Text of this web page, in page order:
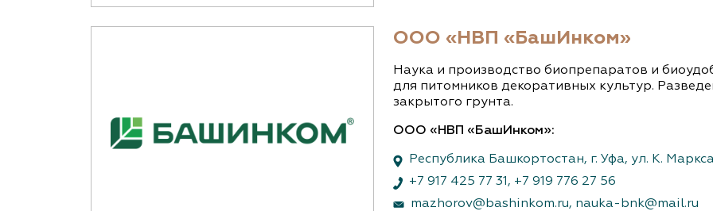
ООО «НВП «БашИнком»
Наука и производство биопрепаратов и
для питомников декоративных культур.
закрытого грунта.
ООО «НВП «БашИнком»:
Республика Башкортостан, г. Уфа, ул. К.
+7 917 425 77 31 , +7 919 776 27 56
mazhorov@bashinkom.ru, nauka-bnk@mail.ru